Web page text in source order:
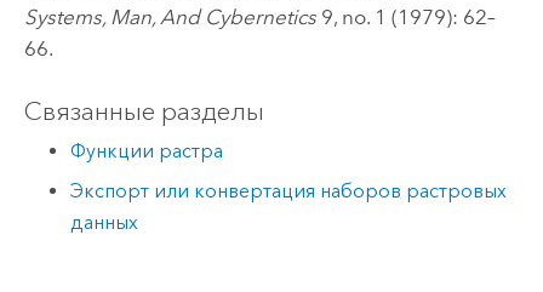
Systems, Man, And Cybernetics9, no. 1 (1979): 62–
66.
Связанные разделы
Функции растра
Экспорт или конвертация наборов растровых
данных